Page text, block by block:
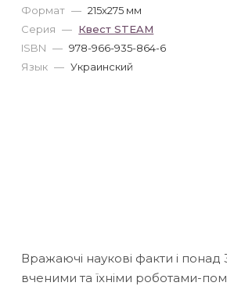
Формат — 215x275 мм
Серия — Квест STEAM
ISBN — 978-966-935-864-6
Язык — Украинский
Вражаючі наукові факти і
вченими та їхніми роботами-